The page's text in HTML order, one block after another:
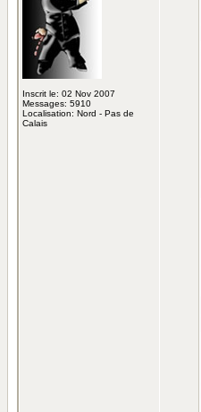
Inscrit le: 02 Nov 2007
Messages: 5910
Localisation: Nord - Pas de
Calais